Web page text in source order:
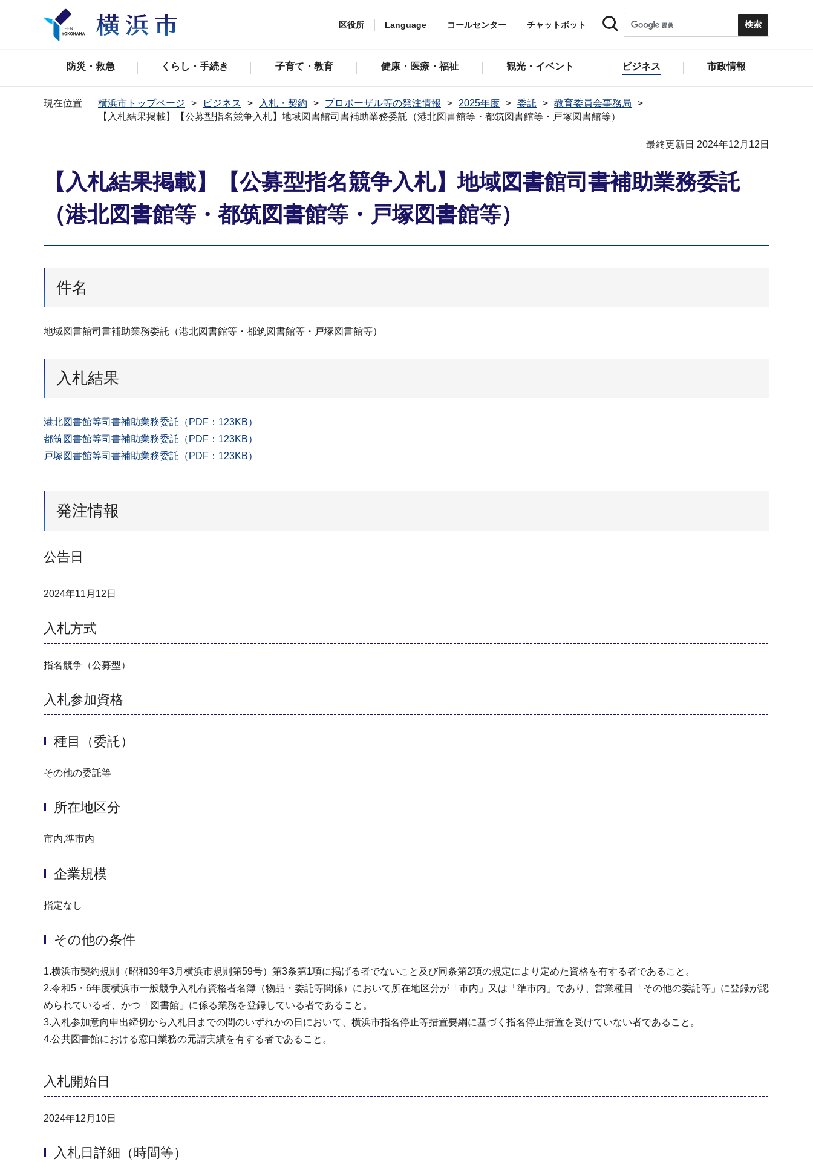
区役所 Language コールセンター チャットボット
防災・救急 くらし・手続き 子育て・教育 健康・医療・福祉 観光・イベント ビジネス 市政情報
現在位置 横浜市トップページ ビジネス 入札・契約 プロポーザル等の発注情報 2025年度 委託
教育委員会事務局
【入札結果掲載】【公募型指名競争入札】地域図書館司書補助業務委託（港北図書館等・都筑図書館等・戸塚図書館等）
最終更新日 2024年12月12日
【入札結果掲載】【公募型指名競争入札】地域図書館司書補助業務委託
（港北図書館等・都筑図書館等・戸塚図書館等）
件名
地域図書館司書補助業務委託（港北図書館等・都筑図書館等・戸塚図書館等）
入札結果
港北図書館等司書補助業務委託（PDF：123KB）
都筑図書館等司書補助業務委託（PDF：123KB）
戸塚図書館等司書補助業務委託（PDF：123KB）
発注情報
公告日
2024年11月12日
入札方式
指名競争（公募型）
入札参加資格
種目（委託）
その他の委託等
所在地区分
市内,準市内
企業規模
指定なし
その他の条件
1.横浜市契約規則（昭和39年3月横浜市規則第59号）第3条第1項に掲げる者でないこと及び同条第2項の規定により定めた資格を有する者であること。
2.令和5・6年度横浜市一般競争入札有資格者名簿（物品・委託等関係）において所在地区分が「市内」又は「準市内」であり、営業種目「その他の委託等」に登録が認
められている者、かつ「図書館」に係る業務を登録している者であること。
3.入札参加意向申出締切から入札日までの間のいずれかの日において、横浜市指名停止等措置要綱に基づく指名停止措置を受けていない者であること。
4.公共図書館における窓口業務の元請実績を有する者であること。
入札開始日
2024年12月10日
入札日詳細（時間等）